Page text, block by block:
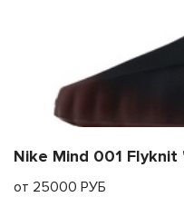
Nike Mind 001 Flyknit
от 25000 РУБ